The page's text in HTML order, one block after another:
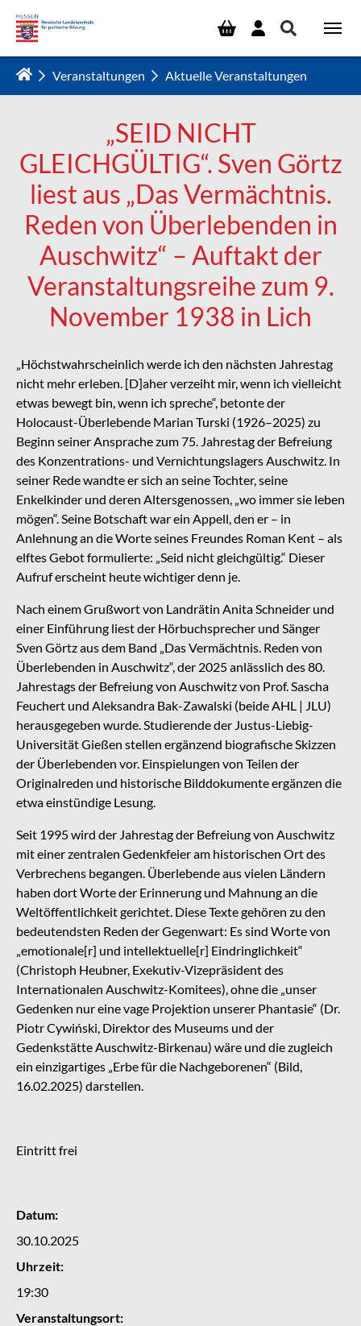
Zum Hauptinhalt springen
Veranstaltungen Aktuelle Veranstaltungen
„SEID NICHT
GLEICHGÜLTIG“. Sven Görtz
liest aus „Das Vermächtnis.
Reden von Überlebenden in
Auschwitz“ – Auftakt der
Veranstaltungsreihe zum 9.
November 1938 in Lich
„Höchstwahrscheinlich werde ich den nächsten Jahrestag
nicht mehr erleben. [D]aher verzeiht mir, wenn ich vielleicht
etwas bewegt bin, wenn ich spreche“, betonte der
Holocaust-Überlebende Marian Turski (1926–2025) zu
Beginn seiner Ansprache zum 75. Jahrestag der Befreiung
des Konzentrations- und Vernichtungslagers Auschwitz. In
seiner Rede wandte er sich an seine Tochter, seine
Enkelkinder und deren Altersgenossen, „wo immer sie leben
mögen“. Seine Botschaft war ein Appell, den er – in
Anlehnung an die Worte seines Freundes Roman Kent – als
elftes Gebot formulierte: „Seid nicht gleichgültig.“ Dieser
Aufruf erscheint heute wichtiger denn je.
Nach einem Grußwort von Landrätin Anita Schneider und
einer Einführung liest der Hörbuchsprecher und Sänger
Sven Görtz aus dem Band „Das Vermächtnis. Reden von
Überlebenden in Auschwitz“, der 2025 anlässlich des 80.
Jahrestags der Befreiung von Auschwitz von Prof. Sascha
Feuchert und Aleksandra Bak-Zawalski (beide AHL | JLU)
herausgegeben wurde. Studierende der Justus-Liebig-
Universität Gießen stellen ergänzend biografische Skizzen
der Überlebenden vor. Einspielungen von Teilen der
Originalreden und historische Bilddokumente ergänzen die
etwa einstündige Lesung.
Seit 1995 wird der Jahrestag der Befreiung von Auschwitz
mit einer zentralen Gedenkfeier am historischen Ort des
Verbrechens begangen. Überlebende aus vielen Ländern
haben dort Worte der Erinnerung und Mahnung an die
Weltöffentlichkeit gerichtet. Diese Texte gehören zu den
bedeutendsten Reden der Gegenwart: Es sind Worte von
„emotionale[r] und intellektuelle[r] Eindringlichkeit“
(Christoph Heubner, Exekutiv-Vizepräsident des
Internationalen Auschwitz-Komitees), ohne die „unser
Gedenken nur eine vage Projektion unserer Phantasie“ (Dr.
Piotr Cywiński, Direktor des Museums und der
Gedenkstätte Auschwitz-Birkenau) wäre und die zugleich
ein einzigartiges „Erbe für die Nachgeborenen“ (Bild,
16.02.2025) darstellen.
Eintritt frei
Datum:
30.10.2025
Uhrzeit:
19:30
Veranstaltungsort: